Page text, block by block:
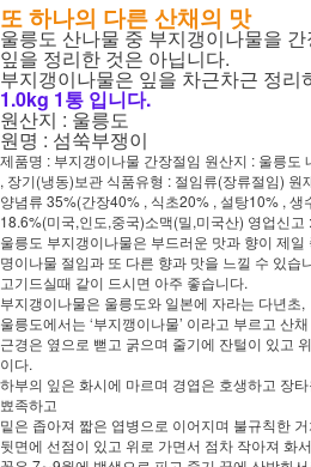
또 하나의 다른 산채의 맛
울릉도 산나물 중 부지갱이나물을
잎을 정리한 것은 아닙니다.
부지갱이나물은 잎을 차근차근 정리
1.0kg 1통 입니다.
원산지 : 울릉도
원명 : 섬쑥부쟁이
제품명 : 부지갱이나물 간장절임 원산지 : 울릉도
, 장기(냉동)보관 식품유형 : 절임류(장류절임)
양념류 35%(간장40% , 식초20% , 설탕10% ,
18.6%(미국,인도,중국)소맥(밀,미국산) 영업신고
울릉도 부지갱이나물은 부드러운 맛과 향이 제일
명이나물 절임과 또 다른 향과 맛을 느낄 수 있습
고기드실때 같이 드시면 아주 좋습니다.
부지갱이나물은 울릉도와 일본에 자라는 다년초,
울릉도에서는 ‘부지깽이나물’ 이라고 부르고 산
근경은 옆으로 뻗고 굵으며 줄기에 잔털이 있고
이다.
하부의 잎은 화시에 마르며 경엽은 호생하고 장
뾰족하고
밑은 좁아져 짧은 엽병으로 이어지며 불규칙한
뒷면에 선점이 있고 위로 가면서 점차 작아져 화